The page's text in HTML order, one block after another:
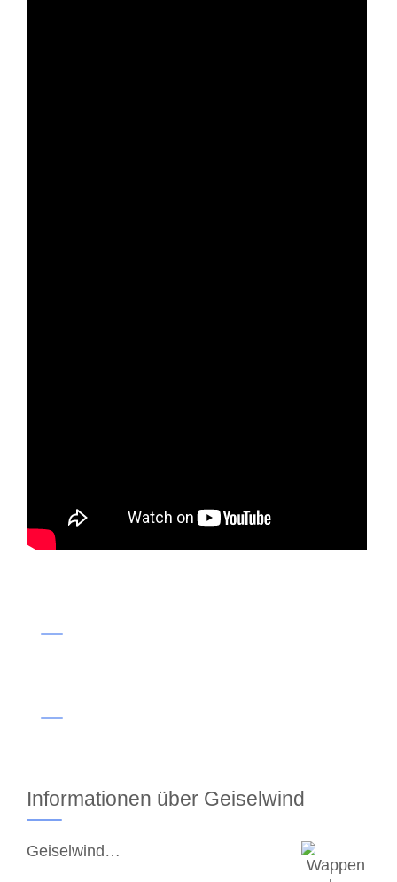
Informationen über Geiselwind
Geiselwind…